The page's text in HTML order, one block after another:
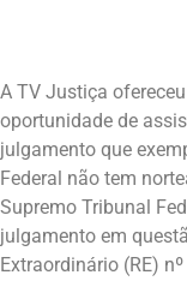
A TV Justiça
oportunidade de
julgamento que
Federal não tem
Supremo Tribunal
julgamento em
Extraordinário (RE)